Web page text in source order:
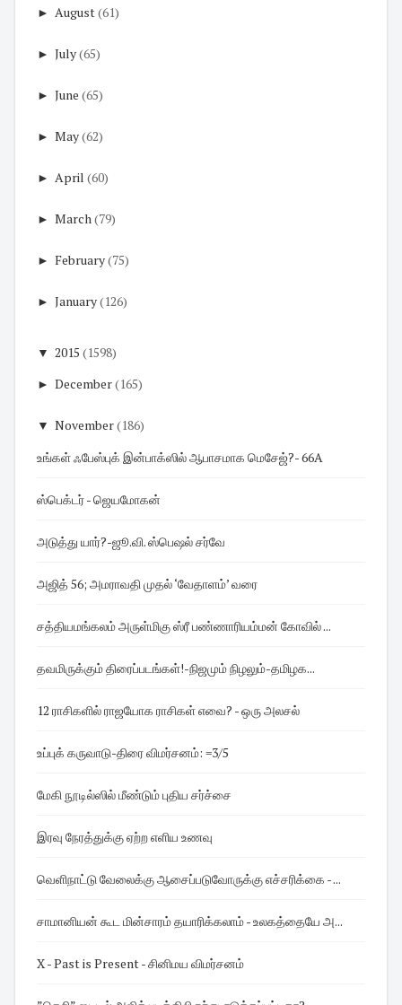
► August(61)
► July(65)
► June (65)
► May(62)
► April (60)
► March(79)
► February(75)
► January(126)
▼ 2015 (1598)
► December(165)
▼ November(186)
உங்கள் ஃபேஸ்புக் இன்பாக்ஸில் ஆபாசமாக மெசேஜ்?- 66A
ஸ்பெக்டர் - ஜெயமோகன்
அடுத்து யார்?-ஜூ.வி. ஸ்பெஷல் சர்வே
அஜித் 56; அமராவதி முதல் ‘வேதாளம்’ வரை
சத்தியமங்கலம் அருள்மிகு ஸ்ரீ பண்ணாரியம்மன் கோவில் ...
தவமிருக்கும் திரைப்படங்கள்! -நிஜமும் நிழலும்-தமிழக...
12 ராசிகளில் ராஜயோக ராசிகள் எவை? - ஒரு அலசல்
உப்புக் கருவாடு-திரை விமர்சனம்: =3/5
மேகி நூடில்ஸில் மீண்டும் புதிய சர்ச்சை
இரவு நேரத்துக்கு ஏற்ற எளிய உணவு
வெளிநாட்டு வேலைக்கு ஆசைப்படுவோருக்கு எச்சரிக்கை - ...
சாமானியன் கூட மின்சாரம் தயாரிக்கலாம் - உலகத்தையே அ...
X - Past is Present - சினிமய விமர்சனம்